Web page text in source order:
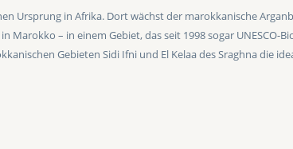
Ursprung in Afrika. Dort wächst der marokkanische
– in einem Gebiet, das seit 1998 sogar UNESCO-
Gebieten Sidi Ifni und El Kelaa des Sraghna die